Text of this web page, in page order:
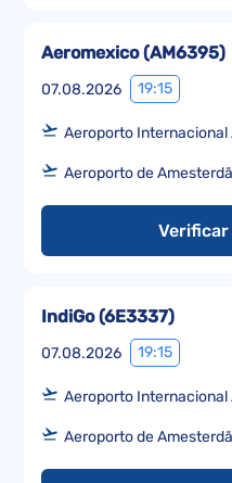
07.08.2026 19:15
Aeromexico(AM6395)
Aeroporto Internacional
Aeroporto de
07.08.2026 19:15
IndiGo(6E3337)
Aeroporto Internacional
Aeroporto de